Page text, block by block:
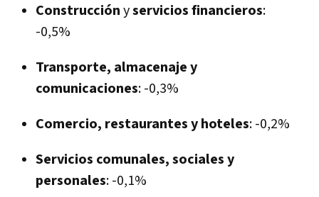
Construcciónyservicios financieros:
-0,5%
Transporte, almacenaje y
comunicaciones: -0,3%
Comercio, restaurantes y hoteles: -0,2%
Servicios comunales, sociales y
personales: -0,1%